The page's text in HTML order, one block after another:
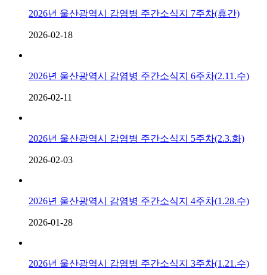
2026년 울산광역시 감염병 주간소식지 7주차(휴간)
2026-02-18
2026년 울산광역시 감염병 주간소식지 6주차(2.11.수)
2026-02-11
2026년 울산광역시 감염병 주간소식지 5주차(2.3.화)
2026-02-03
2026년 울산광역시 감염병 주간소식지 4주차(1.28.수)
2026-01-28
2026년 울산광역시 감염병 주간소식지 3주차(1.21.수)